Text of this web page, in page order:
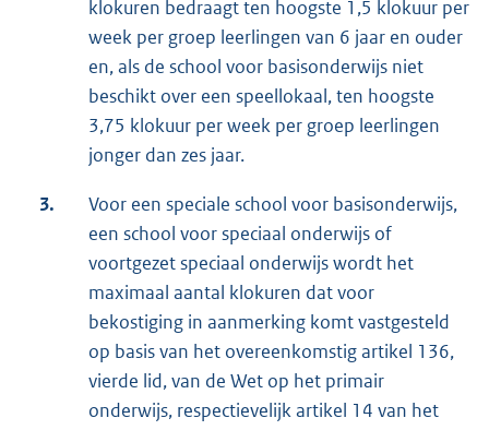
klokuren bedraagt ten hoogste 1,5 klokuur per
week per groep leerlingen van 6 jaar en ouder
en, als de school voor basisonderwijs niet
beschikt over een speellokaal, ten hoogste
3,75 klokuur per week per groep leerlingen
jonger dan zes jaar.
3.
Voor een speciale school voor basisonderwijs,
een school voor speciaal onderwijs of
voortgezet speciaal onderwijs wordt het
maximaal aantal klokuren dat voor
bekostiging in aanmerking komt vastgesteld
op basis van het overeenkomstig artikel 136,
vierde lid, van de Wet op het primair
onderwijs, respectievelijk artikel 14 van het